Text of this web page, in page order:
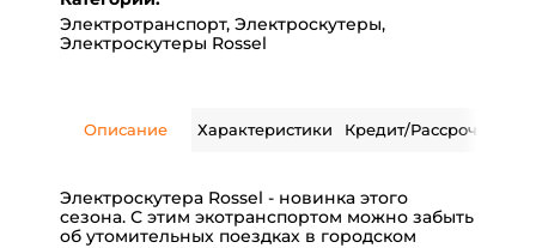
Электротранспорт, Электроскутеры,
Электроскутеры Rossel
Описание Характеристики Кредит/Рассрочка
Электроскутера Rossel - новинка этого
сезона. С этим экотранспортом можно забыть
об утомительных поездках в городском